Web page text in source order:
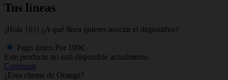
Tus líneas
¡Hola {0}! ¿A qué línea quieres asociar el dispositivo?
Pago único Por 109€
Este producto no está disponible actualmente.
Continuar
¿Eres cliente de Orange?